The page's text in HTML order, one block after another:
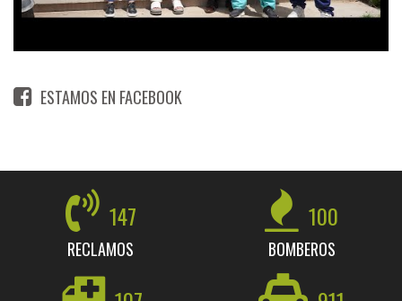
ESTAMOS EN FACEBOOK
147
RECLAMOS
100
BOMBEROS